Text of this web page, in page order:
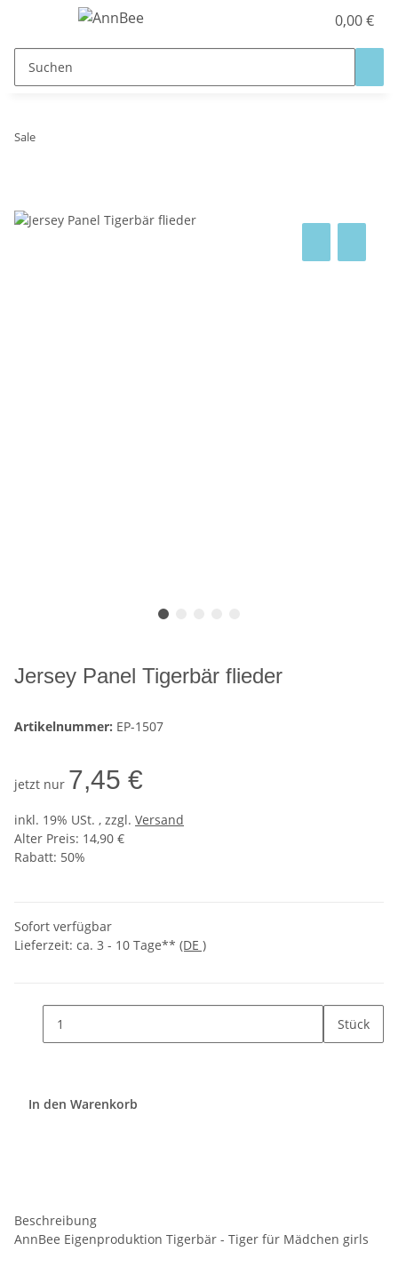
0,00 €
Sale
Jersey Panel Tigerbär flieder
Artikelnummer: EP-1507
jetzt nur 7,45 €
inkl. 19% USt. , zzgl. Versand
Alter Preis: 14,90 €
Rabatt: 50%
Sofort verfügbar
Lieferzeit: ca. 3 - 10 Tage** (DE )
Stück
In den Warenkorb
Beschreibung
AnnBee Eigenproduktion Tigerbär - Tiger für Mädchen girls